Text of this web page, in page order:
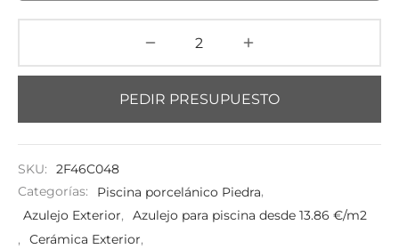
PEDIR PRESUPUESTO
SKU:
2F46C048
Categorías:
Piscina porcelánico Piedra,
Azulejo Exterior,
Azulejo para piscina desde 13.86 €/m2
,
Cerámica Exterior,